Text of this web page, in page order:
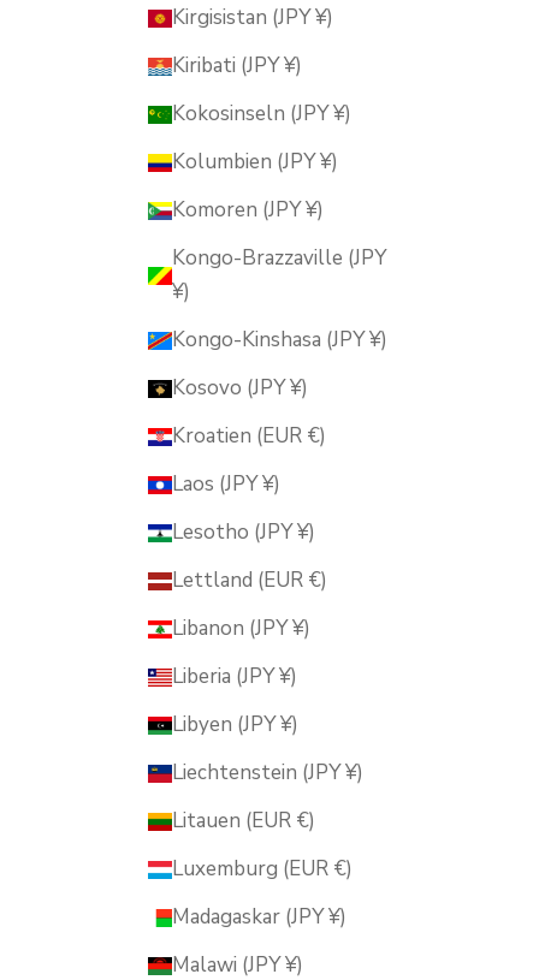
Kirgisistan (JPY ¥)
Kiribati (JPY ¥)
Kokosinseln (JPY ¥)
Kolumbien (JPY ¥)
Komoren (JPY ¥)
Kongo-Brazzaville (JPY
¥)
Kongo-Kinshasa (JPY ¥)
Kosovo (JPY ¥)
Kroatien (EUR €)
Laos (JPY ¥)
Lesotho (JPY ¥)
Lettland (EUR €)
Libanon (JPY ¥)
Liberia (JPY ¥)
Libyen (JPY ¥)
Liechtenstein (JPY ¥)
Litauen (EUR €)
Luxemburg (EUR €)
Madagaskar (JPY ¥)
Malawi (JPY ¥)